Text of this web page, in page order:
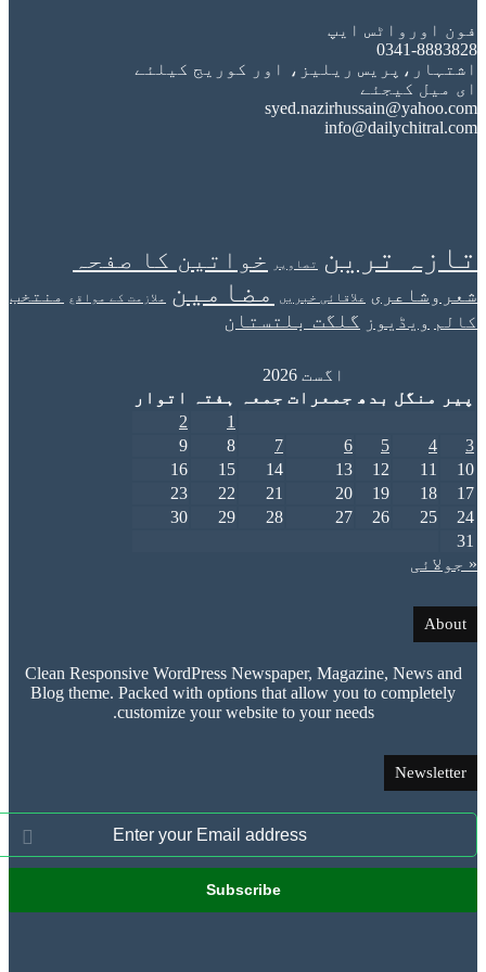
ایپ
0341-
ریلیز، اور کوریج کیلئے
کیجئے
ترین تصاویر خواتین کا صفحہ
علاقائی خبریں مضامین ملازمت کے مواقع منتخب
گلگت بلتستان
بدھ جمعرات جمعہ ہفتہ اتوار
12
14
15
16
19
21
22
23
26
28
29
30
Clean Responsive WordPress Newspaper, Magazine,
Blog theme. Packed with options that allow you to
customize your website to your needs.